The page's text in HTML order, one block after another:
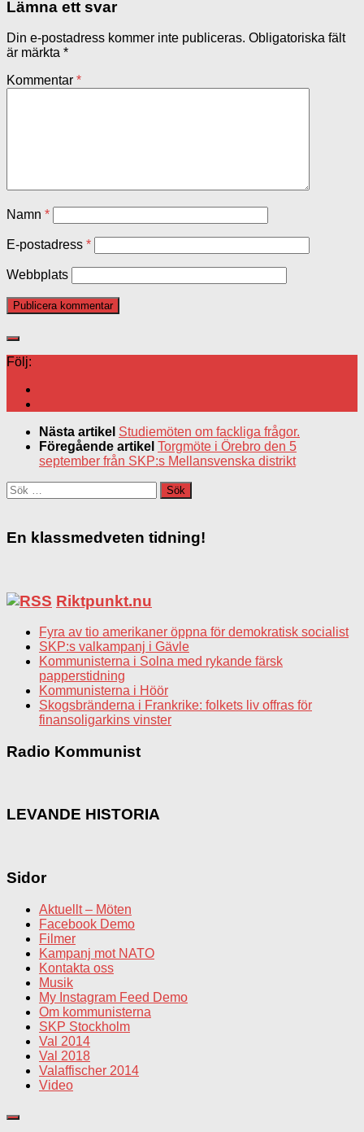
Lämna ett svar
Din e-postadress kommer inte publiceras. Obligatoriska fält
är märkta *
Kommentar *
Namn *
E-postadress *
Webbplats
Följ:
Nästa artikel Studiemöten om fackliga frågor.
Föregående artikel Torgmöte i Örebro den 5
september från SKP:s Mellansvenska distrikt
Sök
efter:
En klassmedveten tidning!
Riktpunkt.nu
Fyra av tio amerikaner öppna för demokratisk socialist
SKP:s valkampanj i Gävle
Kommunisterna i Solna med rykande färsk
papperstidning
Kommunisterna i Höör
Skogsbränderna i Frankrike: folkets liv offras för
finansoligarkins vinster
Radio Kommunist
LEVANDE HISTORIA
Sidor
Aktuellt – Möten
Facebook Demo
Filmer
Kampanj mot NATO
Kontakta oss
Musik
My Instagram Feed Demo
Om kommunisterna
SKP Stockholm
Val 2014
Val 2018
Valaffischer 2014
Video